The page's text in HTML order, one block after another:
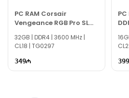
PC RAM Corsair
Vengeance RGB Pro SL
32GB | DDR4 | 3600 MHz |
CL18 | TG0297
349 399